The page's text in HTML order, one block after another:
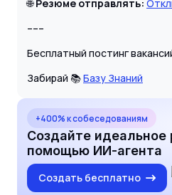
🌐Резюме отправлять:
–––
Бесплатный постинг
Забирай 📚Базу Знаний
+400% к собеседованиям
Создайте идеальное
помощью ИИ-агента
Создать бесплатно